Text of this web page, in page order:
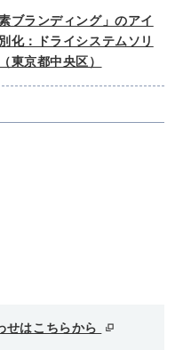
ブランディング」のアイ
化：ドライシステムソリ
東京都中央区）
せはこちらから